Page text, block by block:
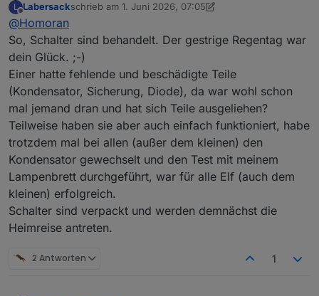
L
Offline
Labersackschrieb am 1. Juni 2026, 07:05
zuletzt editiert von Labersack6. Jan. 2026, 09:11
@Homoran
So, Schalter sind behandelt. Der gestrige Regentag war
dein Glück. ;-)
Einer hatte fehlende und beschädigte Teile
(Kondensator, Sicherung, Diode), da war wohl schon
mal jemand dran und hat sich Teile ausgeliehen?
Teilweise haben sie aber auch einfach funktioniert, habe
trotzdem mal bei allen (außer dem kleinen) den
Kondensator gewechselt und den Test mit meinem
Lampenbrett durchgeführt, war für alle Elf (auch dem
kleinen) erfolgreich.
Schalter sind verpackt und werden demnächst die
Heimreise antreten.
2 Antworten 1